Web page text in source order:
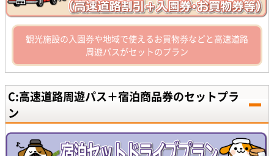
観光施設の入園券や地域で使えるお買物券などと高速道路
周遊パスがセットのプラン
C:高速道路周遊パス＋宿泊商品券のセットプラ
ン